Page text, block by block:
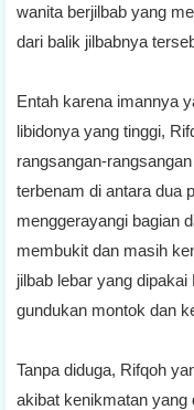
wanita berjilbab yang
dari balik jilbabnya
Entah karena imannya
libidonya yang tinggi,
rangsangan-
terbenam di antara dua
menggerayangi bagian
membukit dan masih
jilbab lebar yang
gundukan montok dan
Tanpa diduga, Rifqoh
akibat kenikmatan